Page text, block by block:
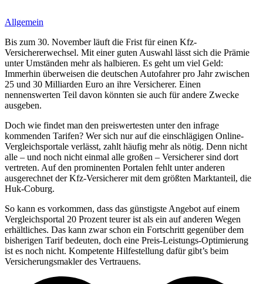
Allgemein
Bis zum 30. November läuft die Frist für einen Kfz-
Versichererwechsel. Mit einer guten Auswahl lässt sich die Prämie
unter Umständen mehr als halbieren. Es geht um viel Geld:
Immerhin überweisen die deutschen Autofahrer pro Jahr zwischen
25 und 30 Milliarden Euro an ihre Versicherer. Einen
nennenswerten Teil davon könnten sie auch für andere Zwecke
ausgeben.
Doch wie findet man den preiswertesten unter den infrage
kommenden Tarifen? Wer sich nur auf die einschlägigen Online-
Vergleichsportale verlässt, zahlt häufig mehr als nötig. Denn nicht
alle – und noch nicht einmal alle großen – Versicherer sind dort
vertreten. Auf den prominenten Portalen fehlt unter anderen
ausgerechnet der Kfz-Versicherer mit dem größten Marktanteil, die
Huk-Coburg.
So kann es vorkommen, dass das günstigste Angebot auf einem
Vergleichsportal 20 Prozent teurer ist als ein auf anderen Wegen
erhältliches. Das kann zwar schon ein Fortschritt gegenüber dem
bisherigen Tarif bedeuten, doch eine Preis-Leistungs-Optimierung
ist es noch nicht. Kompetente Hilfestellung dafür gibt’s beim
Versicherungsmakler des Vertrauens.